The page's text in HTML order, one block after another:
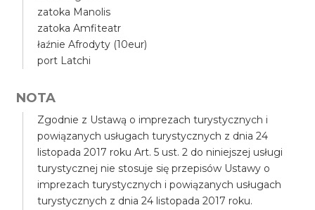
zatoka Manolis
zatoka Amfiteatr
łaźnie Afrodyty (10eur)
port Latchi
NOTA
Zgodnie z Ustawą o imprezach turystycznych i
powiązanych usługach turystycznych z dnia 24
listopada 2017 roku Art. 5 ust. 2 do niniejszej usługi
turystycznej nie stosuje się przepisów Ustawy o
imprezach turystycznych i powiązanych usługach
turystycznych z dnia 24 listopada 2017 roku.